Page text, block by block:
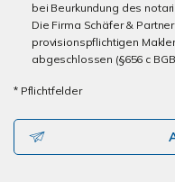
bei Beurkundung des
Die Firma Schäfer &
provisionspflichtigen
abgeschlossen (§656 c
* Pflichtfelder